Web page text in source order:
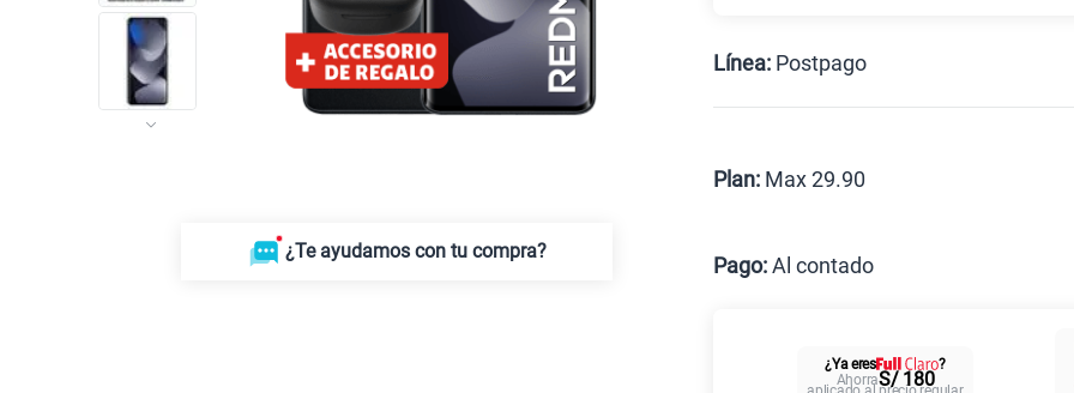
¿Te ayudamos con tu compra?
Línea: Postpago
Plan: Max 29.90
Pago: Al contado
¿Ya eres
?
AhorraS/ 180